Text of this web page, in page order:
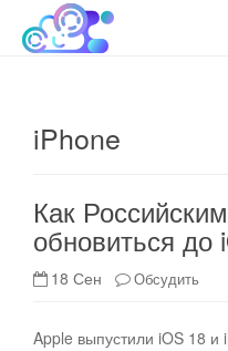
Облако
cloudteh.ru
iPhone
Как
обновиться до
18 Сен Обсудить
Apple выпустили iOS 18